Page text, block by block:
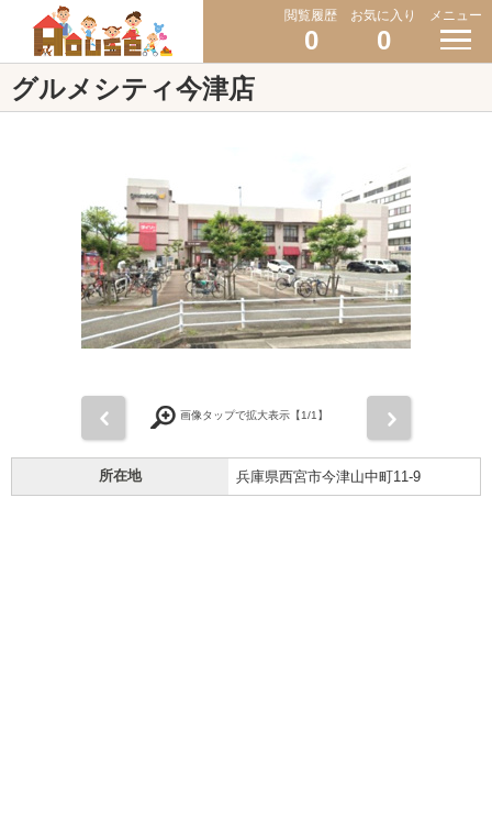
閲覧履歴
0
お気に入り
0
メニュー
グルメシティ今津店
画像タップで拡大表示【1/1】
所在地 兵庫県西宮市今津山中町11-9